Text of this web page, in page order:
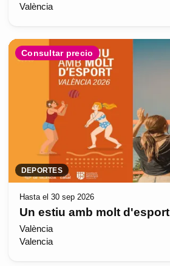
València
Consultar precio
DEPORTES
Hasta el 30 sep 2026
Un estiu amb molt d'esport
València
Valencia